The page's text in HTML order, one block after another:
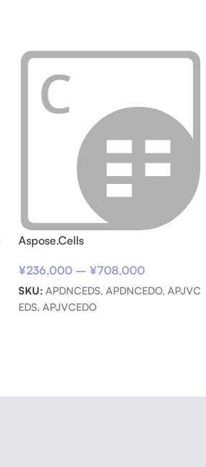
Aspose.Cells
¥236,000 –¥708,000
SKU:APDNCEDS, APDNCEDO, APJVC
EDS, APJVCEDO